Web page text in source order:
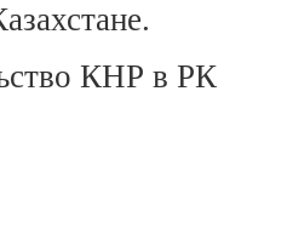
КНР в РК